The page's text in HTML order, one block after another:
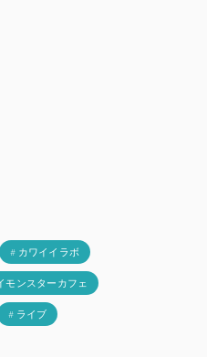
# カワイイラボ
モンスターカフェ
# ライブ